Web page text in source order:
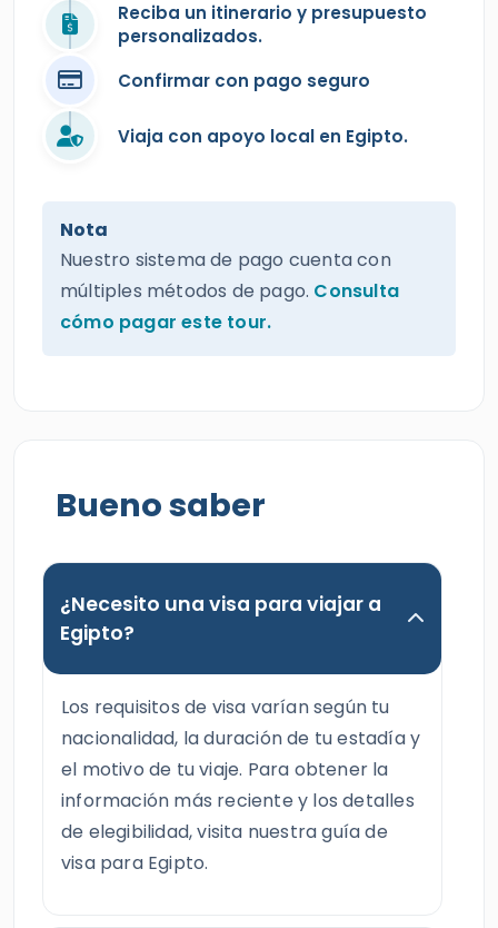
Reciba un itinerario y presupuesto
personalizados.
Confirmar con pago seguro
Viaja con apoyo local en Egipto.
Nota
Nuestro sistema de pago cuenta con
múltiples métodos de pago. Consulta
cómo pagar este tour.
Bueno saber
¿Necesito una visa para viajar a
Egipto?
Los requisitos de visa varían según tu
nacionalidad, la duración de tu estadía y
el motivo de tu viaje. Para obtener la
información más reciente y los detalles
de elegibilidad, visita nuestra guía de
visa para Egipto.